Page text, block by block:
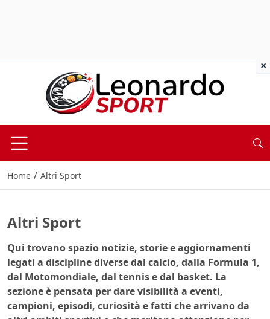
Home / Altri Sport
Altri Sport
Qui trovano spazio notizie, storie e aggiornamenti
legati a discipline diverse dal calcio, dalla Formula 1,
dal Motomondiale, dal tennis e dal basket. La
sezione è pensata per dare visibilità a eventi,
campioni, episodi, curiosità e fatti che arrivano da
×